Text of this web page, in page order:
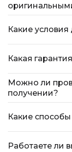
Какие
Какая
Можно ли
получении?
Какие
Работаете ли